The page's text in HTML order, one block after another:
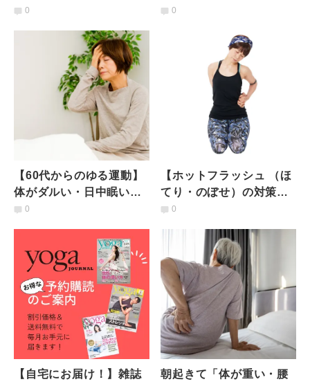
持久力が見違える！心肺
0
キイキ動ける体を作る
0
【60代からのゆる運動】
体がダルい・日中眠い…
を解消！無理なくできる
0
【ホットフラッシュ （ほ
てり・のぼせ）の対策
に】更年期の不調を和ら
0
【自宅にお届け！】雑誌 朝起きて「体が重い・腰